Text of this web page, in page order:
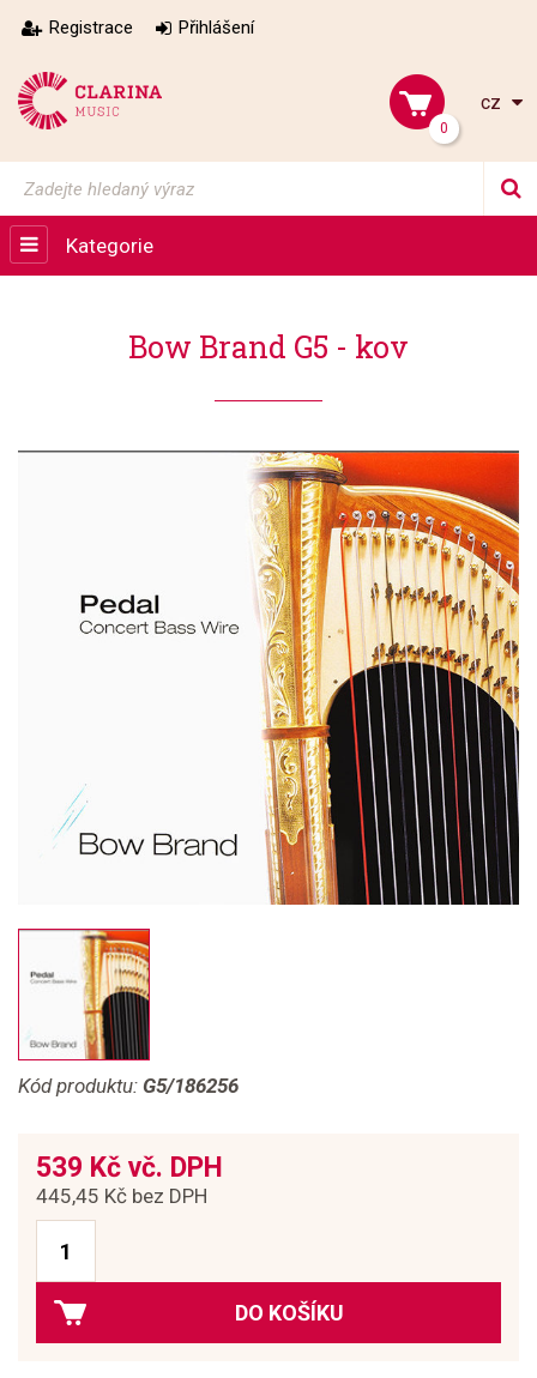
Registrace Přihlášení
0
cz
Kategorie
Bow Brand G5 - kov
Kód produktu: G5/186256
539 Kč vč. DPH
445,45 Kč bez DPH
DO KOŠÍKU